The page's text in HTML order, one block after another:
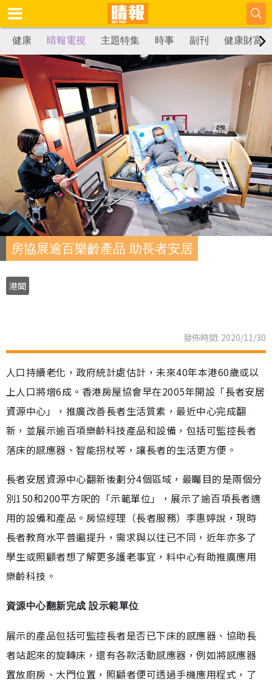
健康 晴報電視 主題特集 時事 副刊 健康財富
房協展逾百樂齡產品 助長者安居
港聞
發佈時間: 2020/11/30
人口持續老化，政府統計處估計，未來40年本港60歲或以
上人口將增6成。香港房屋協會早在2005年開設「長者安居
資源中心」，推廣改善長者生活質素，最近中心完成翻
新，並展示逾百項樂齡科技產品和設備，包括可監控長者
落床的感應器、智能拐杖等，讓長者的生活更方便。
長者安居資源中心翻新後劃分4個區域，最矚目的是兩個分
別150和200平方呎的「示範單位」，展示了逾百項長者適
用的設備和產品。房協經理（長者服務）李惠婷說，現時
長者教育水平普遍提升，需求與以往已不同，近年亦多了
學生或照顧者想了解更多護老事宜，料中心有助推廣應用
樂齡科技。
資源中心翻新完成 設示範單位
展示的產品包括可監控長者是否已下床的感應器、協助長
者站起來的旋轉床，還有各款活動感應器，例如將感應器
置放廚房、大門位置，照顧者便可透過手機應用程式，了